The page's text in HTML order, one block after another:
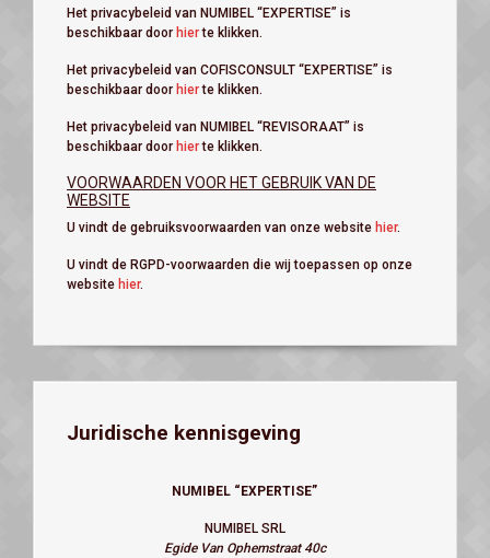
Het privacybeleid van NUMIBEL “EXPERTISE” is
beschikbaar door hierte klikken.
Het privacybeleid van COFISCONSULT “EXPERTISE” is
beschikbaar door hierte klikken.
Het privacybeleid van NUMIBEL “REVISORAAT” is
beschikbaar door hierte klikken.
VOORWAARDEN VOOR HET GEBRUIK VAN DE
WEBSITE
U vindt de gebruiksvoorwaarden van onze website hier.
U vindt de RGPD-voorwaarden die wij toepassen op onze
website hier.
Juridische kennisgeving
NUMIBEL “EXPERTISE”
NUMIBEL SRL
Egide Van Ophemstraat 40c